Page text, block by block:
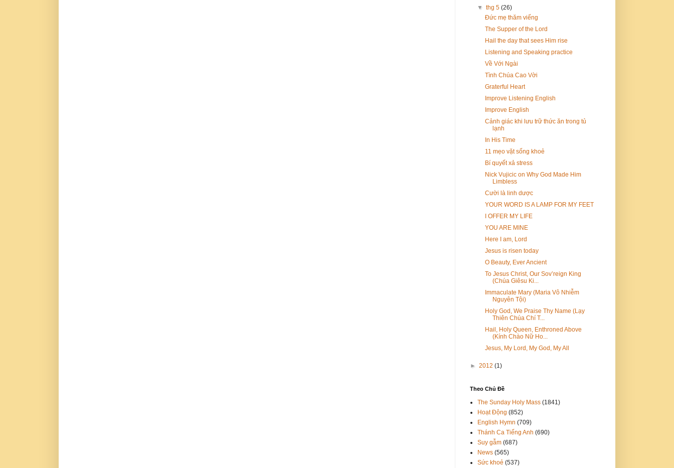
▼thg 5(26)
Đức mẹ thăm viếng
The Supper of the Lord
Hail the day that sees Him rise
Listening and Speaking practice
Về Với Ngài
Tình Chúa Cao Vời
Graterful Heart
Improve Listening English
Improve English
Cảnh giác khi lưu trữ thức ăn trong tủ
lạnh
In His Time
11 mẹo vặt sống khoẻ
Bí quyết xả stress
Nick Vujicic on Why God Made Him
Limbless
Cười là linh dược
YOUR WORD IS A LAMP FOR MY FEET
I OFFER MY LIFE
YOU ARE MINE
Here I am, Lord
Jesus is risen today
O Beauty, Ever Ancient
To Jesus Christ, Our Sov’reign King
(Chúa Giêsu Ki...
Immaculate Mary (Maria Vô Nhiễm
Nguyên Tội)
Holy God, We Praise Thy Name (Lạy
Thiên Chúa Chí T...
Hail, Holy Queen, Enthroned Above
(Kính Chào Nữ Ho...
Jesus, My Lord, My God, My All
► 2012 (1)
Theo Chủ Đề
The Sunday Holy Mass (1841)
Hoạt Động (852)
English Hymn (709)
Thánh Ca Tiếng Anh (690)
Suy gẫm (687)
News (565)
Sức khoẻ (537)